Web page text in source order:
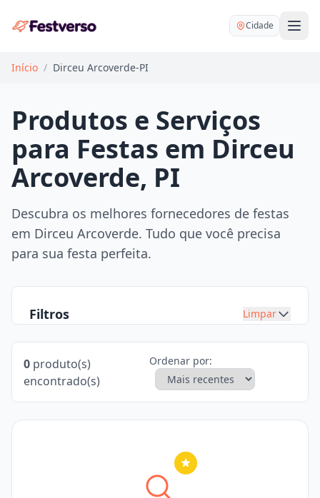
Cidade
Balões delivery
Decoração personalizada
Pegue e Monte
Festa na mesa
Mesas e cadeiras
Buffet
DJ
Início / Dirceu Arcoverde-PI
Produtos e Serviços
para Festas em Dirceu
Arcoverde, PI
Descubra os melhores fornecedores de festas
em Dirceu Arcoverde. Tudo que você precisa
para sua festa perfeita.
Filtros Limpar
0 produto(s)
encontrado(s)
Ordenar por: